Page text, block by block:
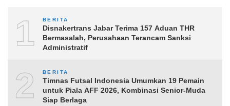
1 BERITA
Disnakertrans Jabar Terima 157 Aduan THR
Bermasalah, Perusahaan Terancam Sanksi
Administratif
2 BERITA
Timnas Futsal Indonesia Umumkan 19 Pemain
untuk Piala AFF 2026, Kombinasi Senior-Muda
Siap Berlaga